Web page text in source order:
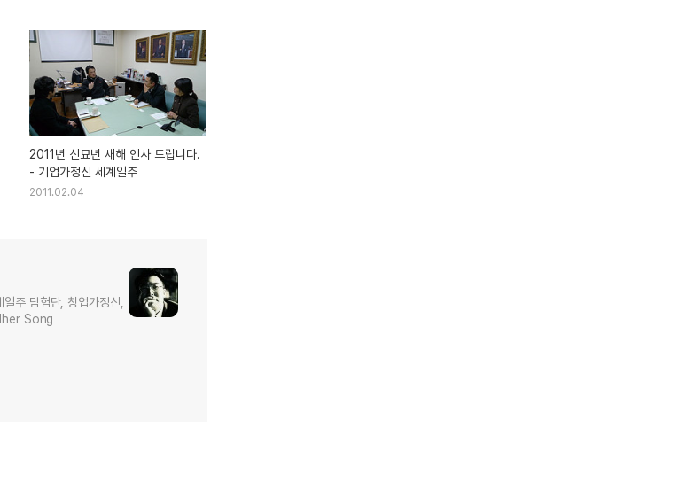
2011년 신묘년 새해 인사 드립니다.
- 기업가정신 세계일주
2011.02.04
주 탐험단, 창업가정신,
Song